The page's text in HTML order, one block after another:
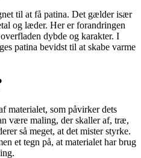
til at få patina. Det gælder især
og læder. Her er forandringen
dybde og karakter. I
patina bevidst til at skabe varme
materialet, som påvirker dets
være maling, der skaller af, træ,
så meget, at det mister styrke.
et tegn på, at materialet har brug